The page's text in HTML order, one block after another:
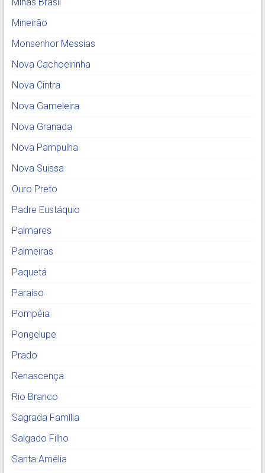
Mineirão
Monsenhor Messias
Nova Cachoeirinha
Nova Cintra
Nova Gameleira
Nova Granada
Nova Pampulha
Nova Suissa
Ouro Preto
Padre Eustáquio
Palmares
Palmeiras
Paquetá
Paraíso
Pompéia
Pongelupe
Prado
Renascença
Rio Branco
Sagrada Família
Salgado Filho
Santa Amélia